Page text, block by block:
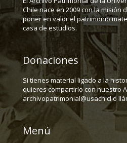
Chile nace en 2009 con la misión
poner en valor el patrimonio
casa de estudios.
Donaciones
Si tienes material ligado a la
quieres compartirlo con nuestro
archivopatrimonial@usach.cl o
Menú